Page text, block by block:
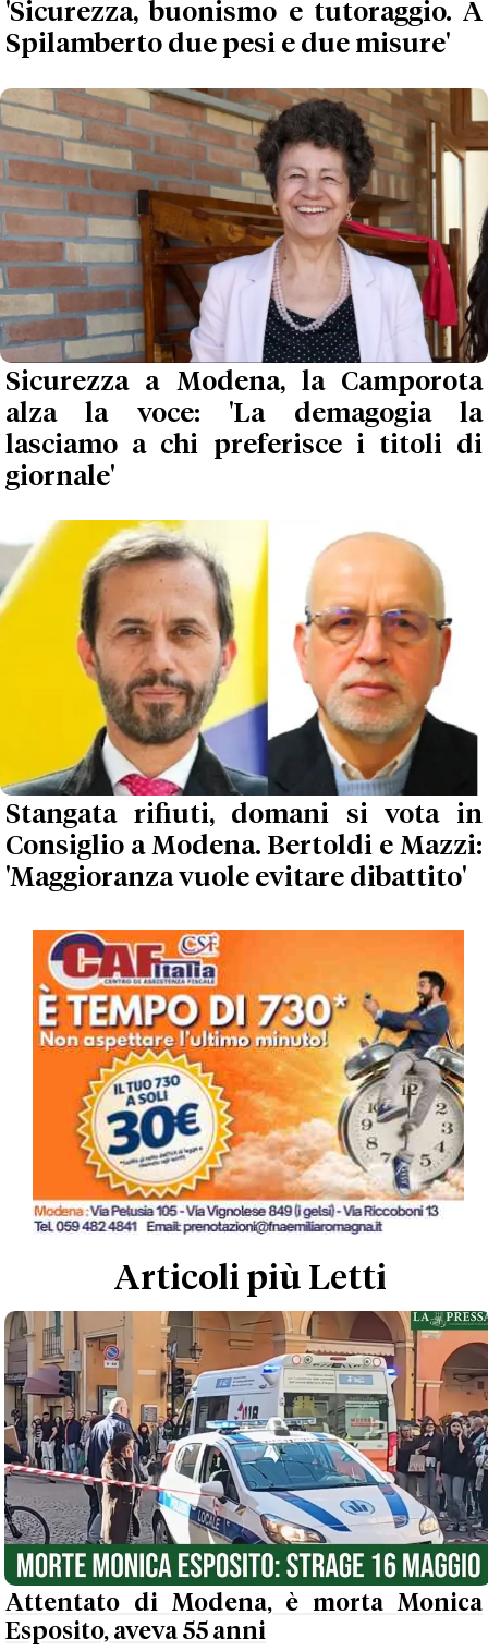
'Sicurezza, buonismo e tutoraggio. A
Spilamberto due pesi e due misure'
Sicurezza a Modena, la Camporota
alza la voce: 'La demagogia la
lasciamo a chi preferisce i titoli di
giornale'
Stangata rifiuti, domani si vota in
Consiglio a Modena. Bertoldi e Mazzi:
'Maggioranza vuole evitare dibattito'
Articoli più Letti
Attentato di Modena, è morta Monica
Esposito, aveva 55 anni